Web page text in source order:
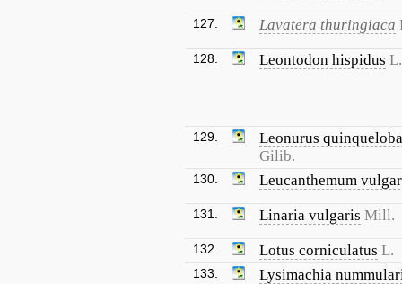
127. Lavatera thuringiaca
128. Leontodon hispidus L.
129.
Leonurus
Gilib.
130. Leucanthemum
131. Linaria vulgaris Mill.
132. Lotus corniculatus L.
133. Lysimachia